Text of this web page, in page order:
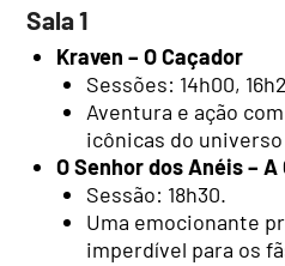
Sala 1
Kraven – O Caçador
Sessões: 14h00,
Aventura e ação
icônicas do
O Senhor dos Anéis –
Sessão: 18h30.
Uma emocionante
imperdível para os